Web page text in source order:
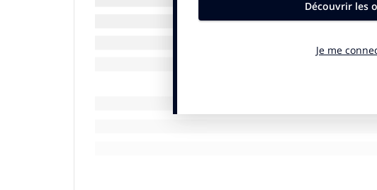
Il est dès lors très facile de faire un parallèle avec le
L’imaginaire associé à un produit ou à une marque